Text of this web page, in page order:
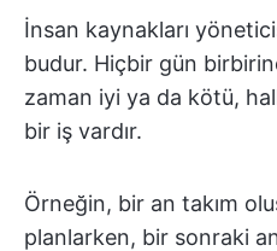
İnsan kaynakları
budur. Hiçbir gün
zaman iyi ya da kötü,
bir iş vardır.
Örneğin, bir an takım
planlarken, bir sonraki